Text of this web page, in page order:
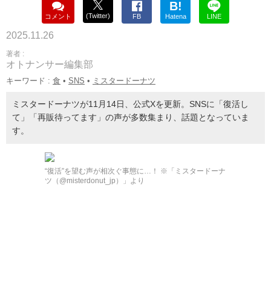
コメント (Twitter) FB
B!
Hatena LINE
2025.11.26
著者 :
オトナンサー編集部
キーワード : 食 • SNS • ミスタードーナツ
ミスタードーナツが11月14日、公式Xを更新。SNSに「復活し
て」「再販待ってます」の声が多数集まり、話題となっていま
す。
“復活”を望む声が相次ぐ事態に…！ ※「ミスタードーナ
ツ（@misterdonut_jp）」より